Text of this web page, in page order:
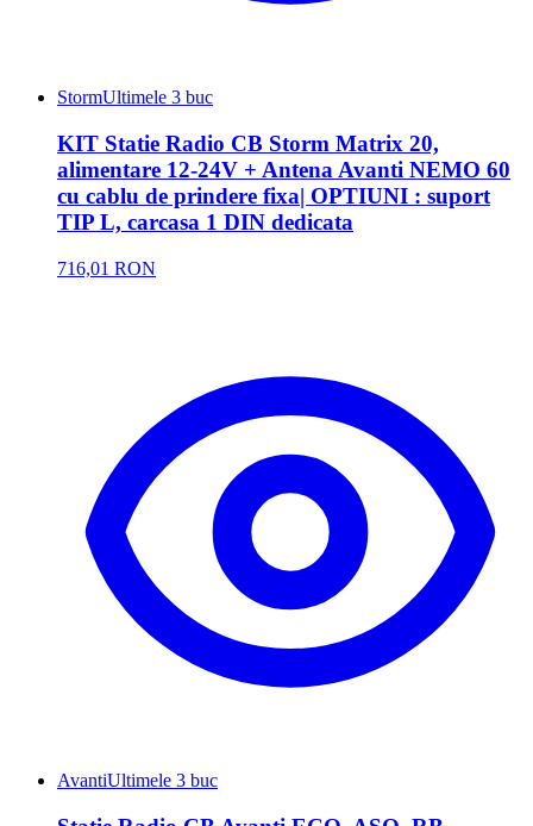
StormUltimele 3 buc
KIT Statie Radio CB Storm Matrix 20,
alimentare 12-24V + Antena Avanti NEMO 60
cu cablu de prindere fixa| OPTIUNI : suport
TIP L, carcasa 1 DIN dedicata
716,01 RON
AvantiUltimele 3 buc